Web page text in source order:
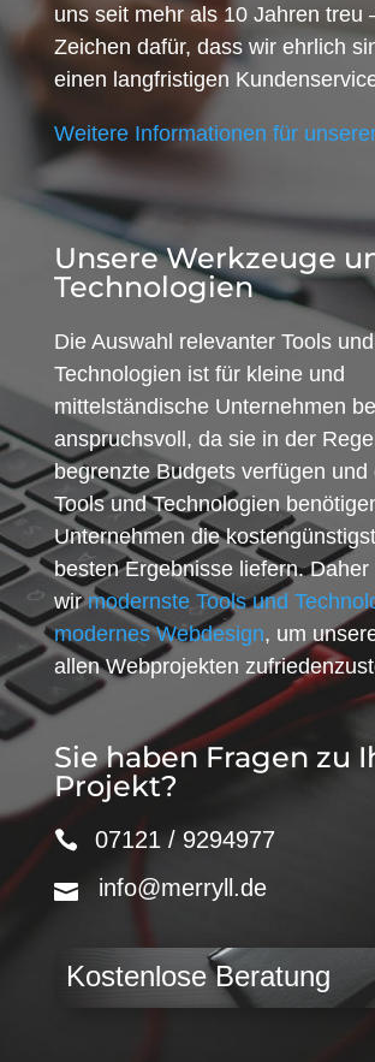
uns seit mehr als 10 Jahren treu
Zeichen dafür, dass wir ehrlich
einen langfristigen
Weitere Informationen für
Unsere Werkzeuge
Technologien
Die Auswahl relevanter Tools und
Technologien ist für kleine und
mittelständische Unternehmen
anspruchsvoll, da sie in der
begrenzte Budgets verfügen und
Tools und Technologien
Unternehmen die
besten Ergebnisse liefern. Daher
wirmodernste Tools und
modernes Webdesign, um
allen Webprojekten
Sie haben Fragen zu
Projekt?
07121 / 9294977
info@merryll.de
Kostenlose Beratung